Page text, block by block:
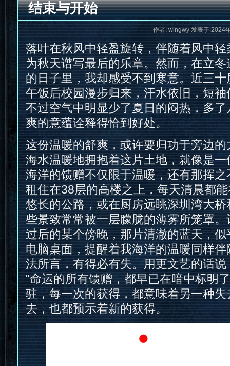
结束与开始
作者: wingwy 发表于:2024
落叶在秋风中轻盈旋转，伴随着风中
为秋天谱写最后的乐章。然而，在立
的日子里，我却感受不到寒意。近三
午饭后校园漫步归来，汗水依旧，短
不过空气中明显少了夏日的闷热，多
爽的意蕴诠释得恰到好处。
这份温暖的舒爽，或许要归功于旁边
海水温暖地拥抱着这片土地，就像是
海洋的馈赠不仅限于温暖，还有那挥
租住在38层的高楼之上，每天清晨都
悠长的公路，或在厨房远眺深圳湾大
些景致常常被一层朦胧的薄雾所笼罩
过后的某个傍晚，那片清澈的蓝天，
电脑桌面，提醒着我海洋的温暖同样
法所言，有得必有失。用更文艺的话
“命运的所有馈赠，都早已在暗中标明
驻，每一次的获得，都意味着另一种
去，也都预示着新的获得。